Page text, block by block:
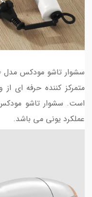
متمرکز کننده حرفه ای
عملکرد یونی می باشد.